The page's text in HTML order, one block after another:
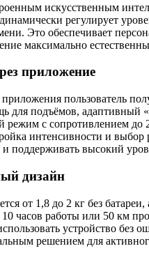
искусственным
регулирует
Это обеспечивает
максимально
приложение
пользователь
для подъёмов, адаптивный
режим с сопротивлением до
интенсивности и
поддерживать высокий
дизайн
от 1,8 до 2 кг без
10 часов работы или 50 км
устройство без
решением для